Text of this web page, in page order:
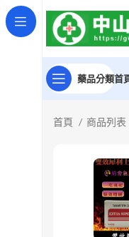
藥品分類首
首頁 商品列表